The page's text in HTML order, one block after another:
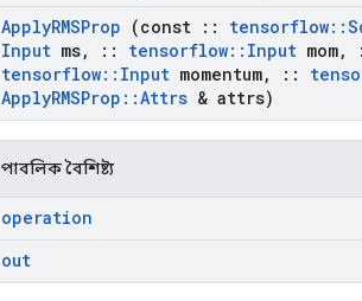
ApplyRMSProp (const :: tensorflow::
Input ms, :: tensorflow:: Input mom,
tensorflow:: Input momentum, ::
ApplyRMSProp ::Attrs & attrs)
পাবলিক বৈশিষ্ট্য
operation
out